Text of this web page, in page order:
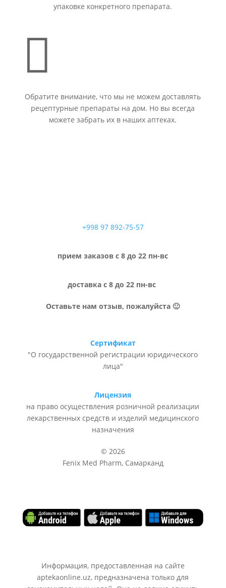
упаковке конкретного препарата.

Обратите внимание, что мы не можем доставлять
рецептурные препараты на дом. Но вы всегда
можете забрать их в наших аптеках.
+998 97 892-75-57
прием заказов с 8 до 22 пн-вс
доставка с 8 до 22 пн-вс
Оставьте нам отзыв, пожалуйста 🙂
Сертификат
"О государственной регистрации юридического
лица"
Лицензия
на право осуществления розничной реализации
лекарственных средств и изделий медицинского
назначения
© 2026
Fenix Med Pharm, Самарканд
Информация, предоставленная на сайте
aptekaonline.uz, предназначена только для